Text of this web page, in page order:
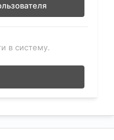
в систему.